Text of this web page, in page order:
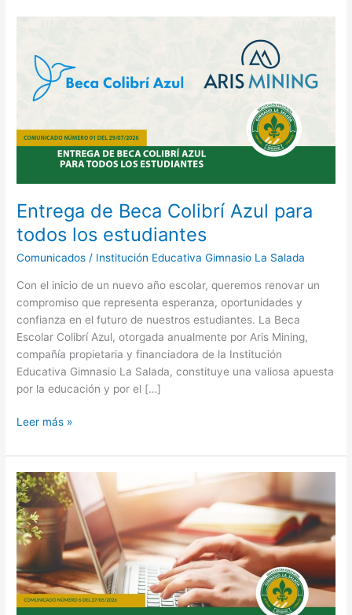
Entrega de Beca Colibrí Azul para
todos los estudiantes
Comunicados / Institución Educativa Gimnasio La Salada
Con el inicio de un nuevo año escolar, queremos renovar un
compromiso que representa esperanza, oportunidades y
confianza en el futuro de nuestros estudiantes. La Beca
Escolar Colibrí Azul, otorgada anualmente por Aris Mining,
compañía propietaria y financiadora de la Institución
Educativa Gimnasio La Salada, constituye una valiosa apuesta
por la educación y por el […]
Beca
Colibrí
Azul
todos
los
estudiantes
Leer más »
Matrícula
Estudiantil
para
el
año
lectivo
2026-
2027